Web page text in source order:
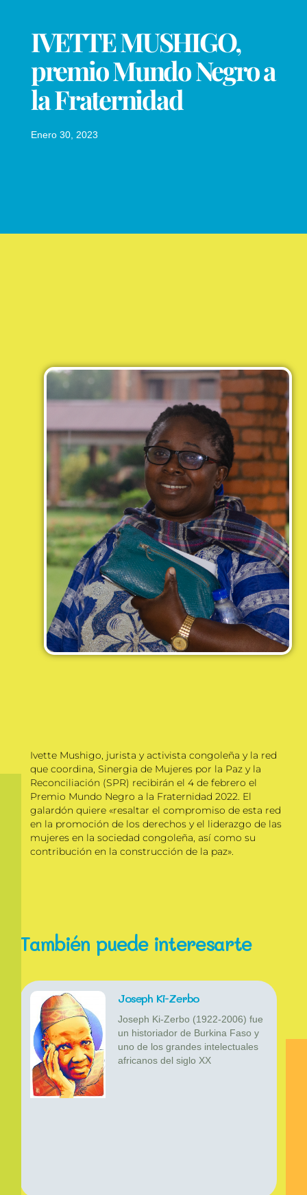
IVETTE MUSHIGO,
premio Mundo Negro a
la Fraternidad
Enero 30, 2023
Ivette Mushigo, jurista y activista congoleña y la red
que coordina, Sinergia de Mujeres por la Paz y la
Reconciliación (SPR) recibirán el 4 de febrero el
Premio Mundo Negro a la Fraternidad 2022. El
galardón quiere «resaltar el compromiso de esta red
en la promoción de los derechos y el liderazgo de las
mujeres en la sociedad congoleña, así como su
contribución en la construcción de la paz».
También puede interesarte
Joseph Ki-Zerbo
Joseph Ki-Zerbo (1922-2006) fue
un historiador de Burkina Faso y
uno de los grandes intelectuales
africanos del siglo XX